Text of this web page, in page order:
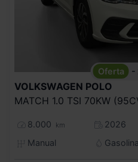
-
VOLKSWAGEN POLO
MATCH 1.0 TSI 70KW
8.000 km
2026
Manual
Gasolina